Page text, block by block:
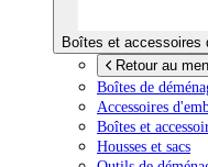
Boîtes et accessoires
Retour au
Boîtes de
Accessoires
Boîtes et
Housses et sacs